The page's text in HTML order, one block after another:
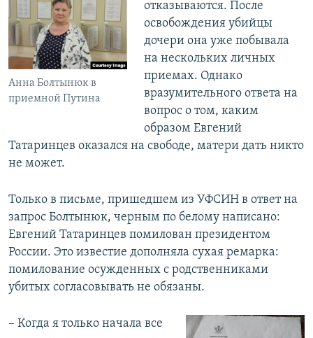
Анна Болтынюк в
приемной Путина
отказываются. После
освобождения убийцы
дочери она уже побывала
на нескольких личных
приемах. Однако
вразумительного ответа на
вопрос о том, каким
образом Евгений
Татаринцев оказался на свободе, матери дать никто
не может.
Только в письме, пришедшем из УФСИН в ответ на
запрос Болтынюк, черным по белому написано:
Евгений Татаринцев помилован президентом
России. Это известие дополняла сухая ремарка:
помилование осужденных с родственниками
убитых согласовывать не обязаны.
– Когда я только начала все